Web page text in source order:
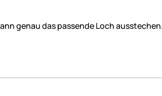
genau das passende Loch